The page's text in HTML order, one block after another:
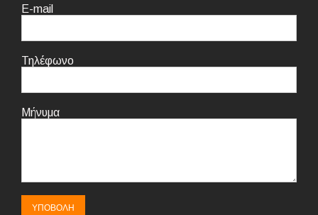
E-mail
Τηλέφωνο
Μήνυμα